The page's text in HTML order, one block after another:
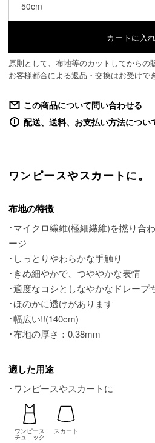
50cm
原則として、布地等のカットしてからの
お客様都合による返品・交換はお受けで
この商品について問い合わせる
配送、送料、お支払い方法につい
ワンピースやスカートに。
布地の特徴
･マイクロ繊維(極細繊維)を撚り合
ージ
･しっとりやわらかな手触り
･きめ細やかで、つややかな表情
･適度なコシとしなやかなドレープ
･ほのかに透けがあります
･幅広い!!(140cm)
･布地の厚さ：0.38mm
適した用途
･ワンピースやスカートに
ワンピース
チュニック
スカート